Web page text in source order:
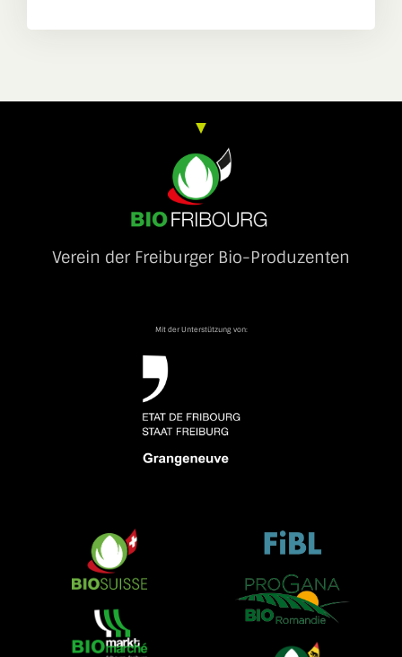
Verein der Freiburger Bio-Produzenten
Mit der Unterstützung von: